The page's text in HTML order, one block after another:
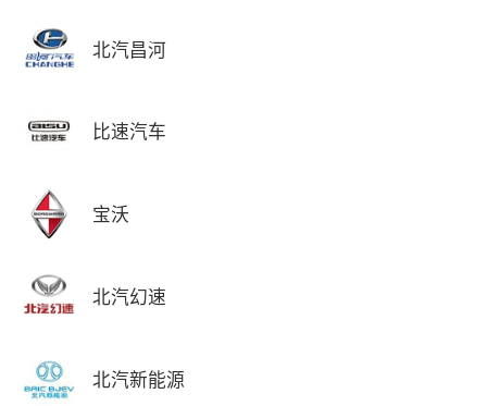
北汽昌河
比速汽车
宝沃
北汽幻速
北汽新能源